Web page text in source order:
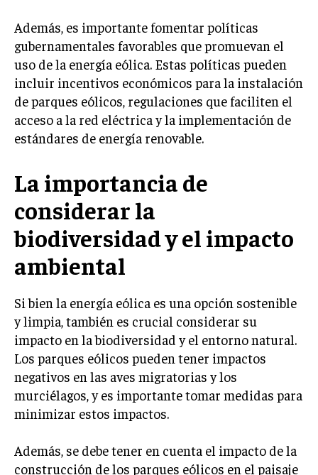
PRECIOS
GESTIÓN DE CRISIS EMPRESARIALES
EMPRESAS Y STARTUPS TECNOLÓGICAS
GESTIÓN DE LA EXPERIENCIA DEL CLIENTE
MÁS
GESTIÓN DE OPERACIONES Y CADENA DE
SUMINISTRO
LOGÍSTICA EMPRESARIAL
CALIDAD Y MEJORA CONTINUA
TALENTOS
RECURSOS HUMANOS Y GESTIÓN DEL
TALENTO
COMPENSACIÓN Y BENEFICIOS
RECLUTAMIENTO Y SELECCIÓN
DESARROLLO DE PERSONAL
CULTURA Y CLIMA ORGANIZACIONAL
Además, es importante fomentar políticas
gubernamentales favorables que promuevan el
uso de la energía eólica. Estas políticas pueden
incluir incentivos económicos para la instalación
de parques eólicos, regulaciones que faciliten el
acceso a la red eléctrica y la implementación de
estándares de energía renovable.
La importancia de
considerar la
biodiversidad y el impacto
ambiental
Si bien la energía eólica es una opción sostenible
y limpia, también es crucial considerar su
impacto en la biodiversidad y el entorno natural.
Los parques eólicos pueden tener impactos
negativos en las aves migratorias y los
murciélagos, y es importante tomar medidas para
minimizar estos impactos.
Además, se debe tener en cuenta el impacto de la
construcción de los parques eólicos en el paisaje